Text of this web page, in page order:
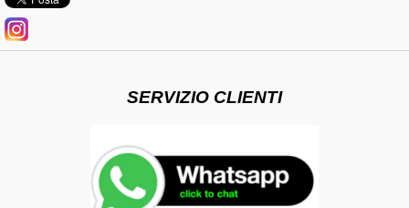
SERVIZIO CLIENTI